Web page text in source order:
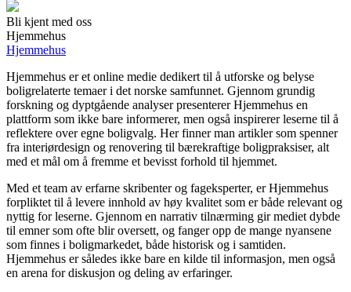
Bli kjent med oss
Hjemmehus
Hjemmehus
Hjemmehus er et online medie dedikert til å utforske og belyse
boligrelaterte temaer i det norske samfunnet. Gjennom grundig
forskning og dyptgående analyser presenterer Hjemmehus en
plattform som ikke bare informerer, men også inspirerer leserne til å
reflektere over egne boligvalg. Her finner man artikler som spenner
fra interiørdesign og renovering til bærekraftige boligpraksiser, alt
med et mål om å fremme et bevisst forhold til hjemmet.
Med et team av erfarne skribenter og fageksperter, er Hjemmehus
forpliktet til å levere innhold av høy kvalitet som er både relevant og
nyttig for leserne. Gjennom en narrativ tilnærming gir mediet dybde
til emner som ofte blir oversett, og fanger opp de mange nyansene
som finnes i boligmarkedet, både historisk og i samtiden.
Hjemmehus er således ikke bare en kilde til informasjon, men også
en arena for diskusjon og deling av erfaringer.